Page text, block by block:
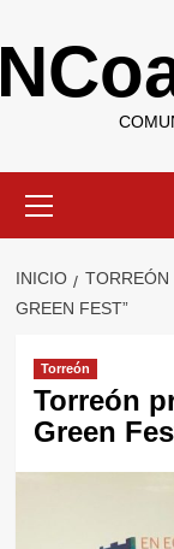
al
contenido
primario
INICIO TORREÓN
GREEN FEST”
Torreón
Torreón
Green